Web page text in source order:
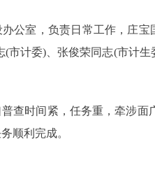
室，负责日常工作，庄宝
(市计委)、张俊荣同志(市计
时间紧，任务重，牵涉面
顺利完成。